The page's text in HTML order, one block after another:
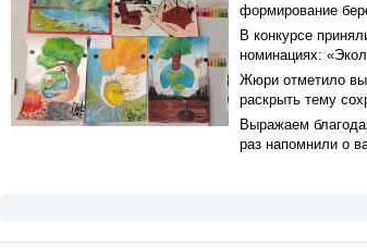
формирование
В конкурсе
номинациях:
Жюри отметило
раскрыть тему
Выражаем
раз напомнили о